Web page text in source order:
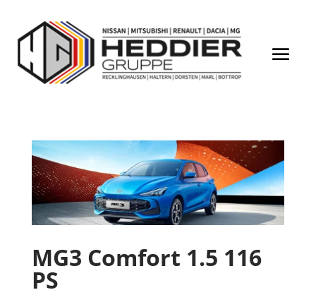
MG3 Comfort 1.5 116
PS